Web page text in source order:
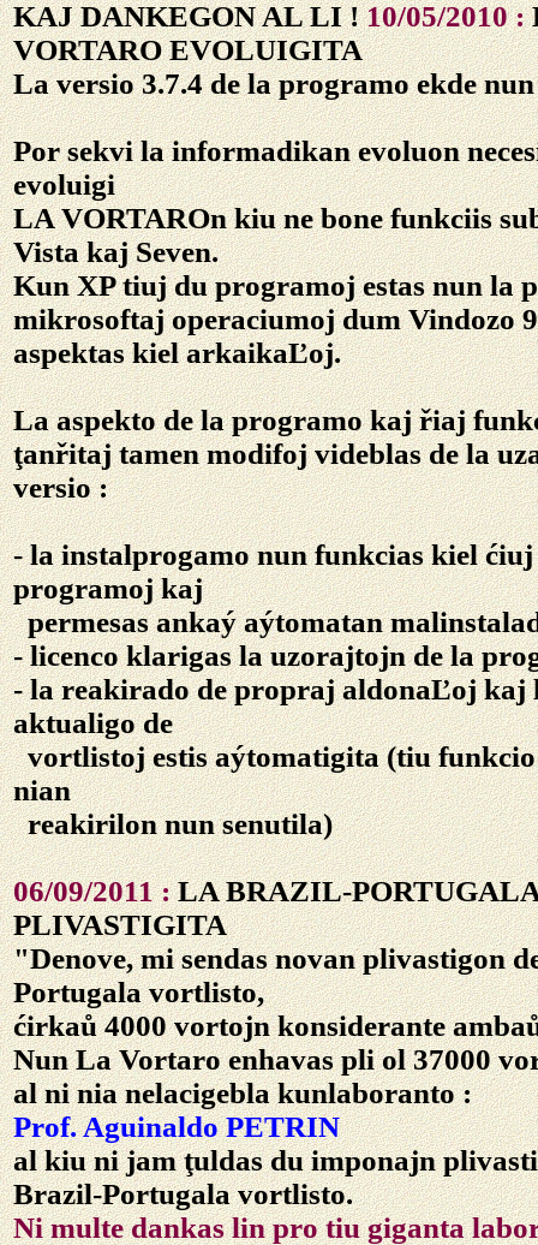
KAJ DANKEGON AL LI !10/05/2010 :
VORTARO EVOLUIGITA
La versio 3.7.4 de la programo ekde
Por sekvi la informadikan evoluon
evoluigi
LA VORTAROn kiu ne bone funkciis
Vista kaj Seven.
Kun XP tiuj du programoj estas nun la
mikrosoftaj operaciumoj dum Vindozo
aspektas kiel arkaikaĽoj.
La aspekto de la programo kaj řiaj
ţanřitaj tamen modifoj videblas de la
versio :
- la instalprogamo nun funkcias kiel
programoj kaj
permesas ankaý aýtomatan
- licenco klarigas la uzorajtojn de la
- la reakirado de propraj aldonaĽoj kaj
aktualigo de
vortlistoj estis aýtomatigita (tiu funkcio
nian
reakirilon nun senutila)
06/09/2011 :LA BRAZIL-
PLIVASTIGITA
"Denove, mi sendas novan plivastigon
Portugala vortlisto,
ćirkaů 4000 vortojn konsiderante
Nun La Vortaro enhavas pli ol 37000
al ni nia nelacigebla kunlaboranto :
Prof. Aguinaldo PETRIN
al kiu ni jam ţuldas du imponajn
Brazil-Portugala vortlisto.
Ni multe dankas lin pro tiu giganta